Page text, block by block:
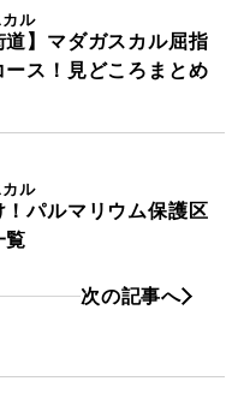
ル
道】マダガスカル屈指
ス！見どころまとめ
次の記事へ
ル
！パルマリウム保護区
覧